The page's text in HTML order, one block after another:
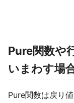
Pure関数や
いまわす場
Pure関数は戻り